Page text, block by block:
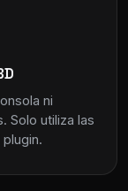
ni
Solo utiliza las